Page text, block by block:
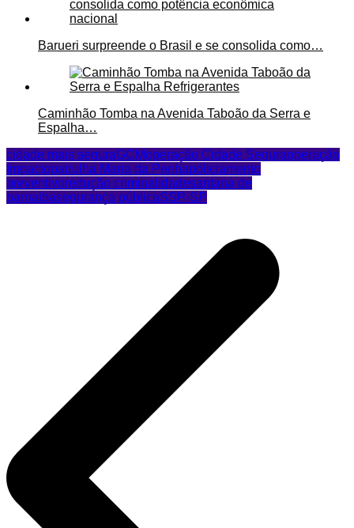
Barueri surpreende o Brasil e se consolida como…
Caminhão Tomba na Avenida Taboão da Serra e
Espalha…
cidade mais seguraGCMoperação Cidade Seguraoperação
Impactopatrulha Maria da Penhapoliciamento
preventivoredução criminalidadesantana de
parnaibasegurança públicaSSP-SP